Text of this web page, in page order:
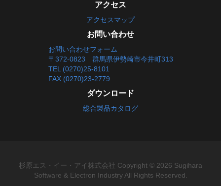
アクセス
アクセスマップ
お問い合わせ
お問い合わせフォーム
〒372-0823 群馬県伊勢崎市今井町313
TEL (0270)25-8101
FAX (0270)23-2779
ダウンロード
総合製品カタログ
杉原エス・イー・アイ株式会社 Copyright © 2026 Sugihara
Software & Electron Industry All Rights Reserved.